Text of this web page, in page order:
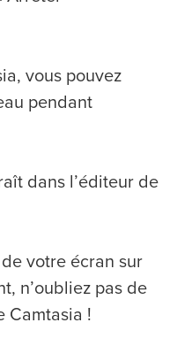
vous pouvez
pendant
dans l’éditeur de
votre écran sur
n’oubliez pas de
Camtasia !